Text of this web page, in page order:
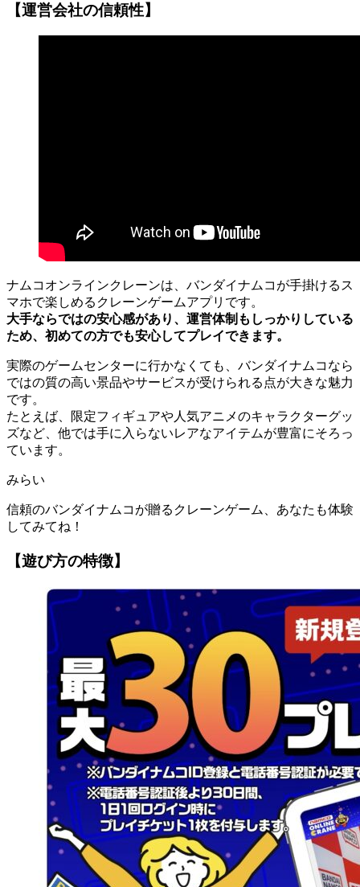
【運営会社の信頼性】
ナムコオンラインクレーンは、バンダイナムコが手掛けるス
マホで楽しめるクレーンゲームアプリです。
大手ならではの安心感があり、運営体制もしっかりしている
ため、初めての方でも安心してプレイできます。
実際のゲームセンターに行かなくても、バンダイナムコなら
ではの質の高い景品やサービスが受けられる点が大きな魅力
です。
たとえば、限定フィギュアや人気アニメのキャラクターグッ
ズなど、他では手に入らないレアなアイテムが豊富にそろっ
ています。
みらい
信頼のバンダイナムコが贈るクレーンゲーム、あなたも体験
してみてね！
【遊び方の特徴】